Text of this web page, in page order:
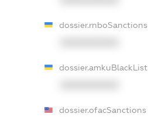
dossier.rnboSanctions
dossier.amkuBlackList
dossier.ofacSanctions